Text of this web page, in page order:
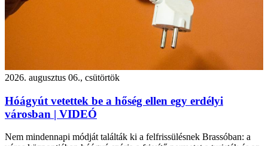
2026. augusztus 06., csütörtök
Hóágyút vetettek be a hőség ellen egy erdélyi
városban | VIDEÓ
Nem mindennapi módját találták ki a felfrissülésnek Brassóban: a